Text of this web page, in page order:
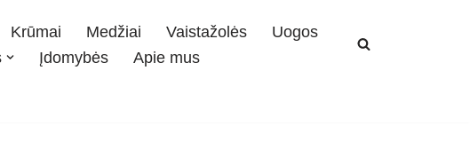
Krūmai Medžiai Vaistažolės
Uogos
Įdomybės Apie mus